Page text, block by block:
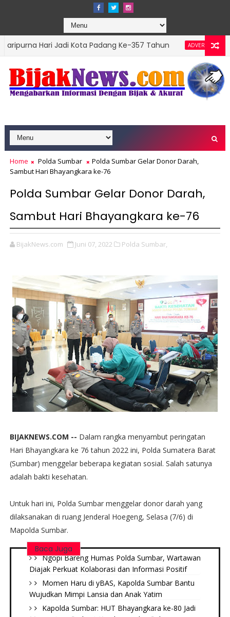
Jadi Kota Padang Ke-357 Tahun ADVERTORIAL
DPRD
Home Polda Sumbar
Polda Sumbar Gelar Donor Darah,
Sambut Hari Bhayangkara ke-76
Polda Sumbar Gelar Donor Darah,
Sambut Hari Bhayangkara ke-76
BijakNews.com Juni 07, 2022 Polda Sumbar,
BIJAKNEWS.COM -- Dalam rangka menyambut peringatan
Hari Bhayangkara ke 76 tahun 2022 ini, Polda Sumatera Barat
(Sumbar) menggelar beberapa kegiatan sosial. Salah satunya
adalah bakti kesehatan.
Untuk hari ini, Polda Sumbar menggelar donor darah yang
dilaksanakan di ruang Jenderal Hoegeng, Selasa (7/6) di
Mapolda Sumbar.
Baca Juga
Ngopi Bareng Humas Polda Sumbar, Wartawan
Diajak Perkuat Kolaborasi dan Informasi Positif
Momen Haru di yBAS, Kapolda Sumbar Bantu
Wujudkan Mimpi Lansia dan Anak Yatim
Kapolda Sumbar: HUT Bhayangkara ke-80 Jadi